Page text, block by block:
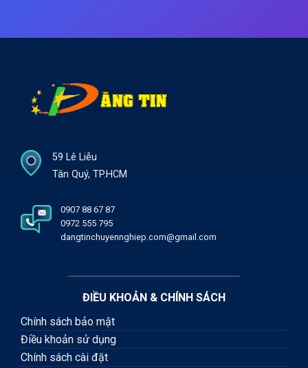
59 Lê Liễu
Tân Quý, TP.HCM
0907 88 67 87
0972 555 795
dangtinchuyennghiep.com@gmail.com
ĐIỀU KHOẢN & CHÍNH SÁCH
Chính sách bảo mật
Điều khoản sử dụng
Chính sách cài đặt